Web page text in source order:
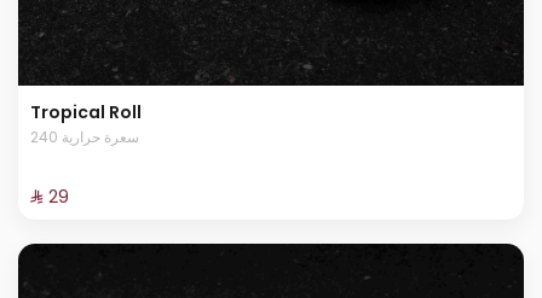
Tropical Roll
240 سعرة حرارية
⁨⁦‪‬ 29⁩